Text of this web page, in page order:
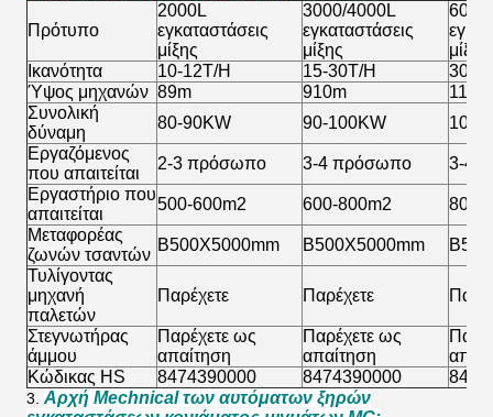
Πρότυπο
2000L
εγκαταστάσεις
μίξης
3000/4000L
εγκαταστάσεις
μίξης
μίξης
Ικανότητα
10-12T/H 15-30T/H
30-
Ύψος μηχανών 89m 910m
Συνολική
δύναμη
80-90KW 90-100KW
100-
Εργαζόμενος
που απαιτείται
2-3 πρόσωπο 3-4 πρόσωπο
3-4
Εργαστήριο που
απαιτείται
500-600m2 600-800m2
800-
Μεταφορέας
ζωνών τσαντών
B500X5000mm B500X5000mm
Τυλίγοντας
μηχανή
παλετών
Παρέχετε Παρέχετε
Στεγνωτήρας
άμμου
Παρέχετε ως
απαίτηση
Παρέχετε ως
απαίτηση
Κώδικας HS
8474390000 8474390000
3. Αρχή Mechnical των αυτόματων ξηρών